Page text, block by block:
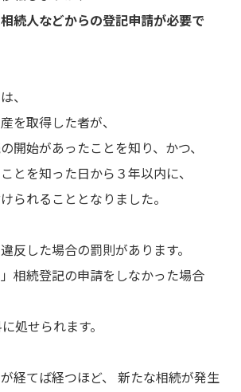
続人などからの登記申請が必要で
、
を取得した者が、
開始があったことを知り、かつ、
とを知った日から３年以内に、
られることとなりました。
反した場合の罰則があります。
」相続登記の申請をしなかった場合
処せられます。
経てば経つほど、 新たな相続が発生